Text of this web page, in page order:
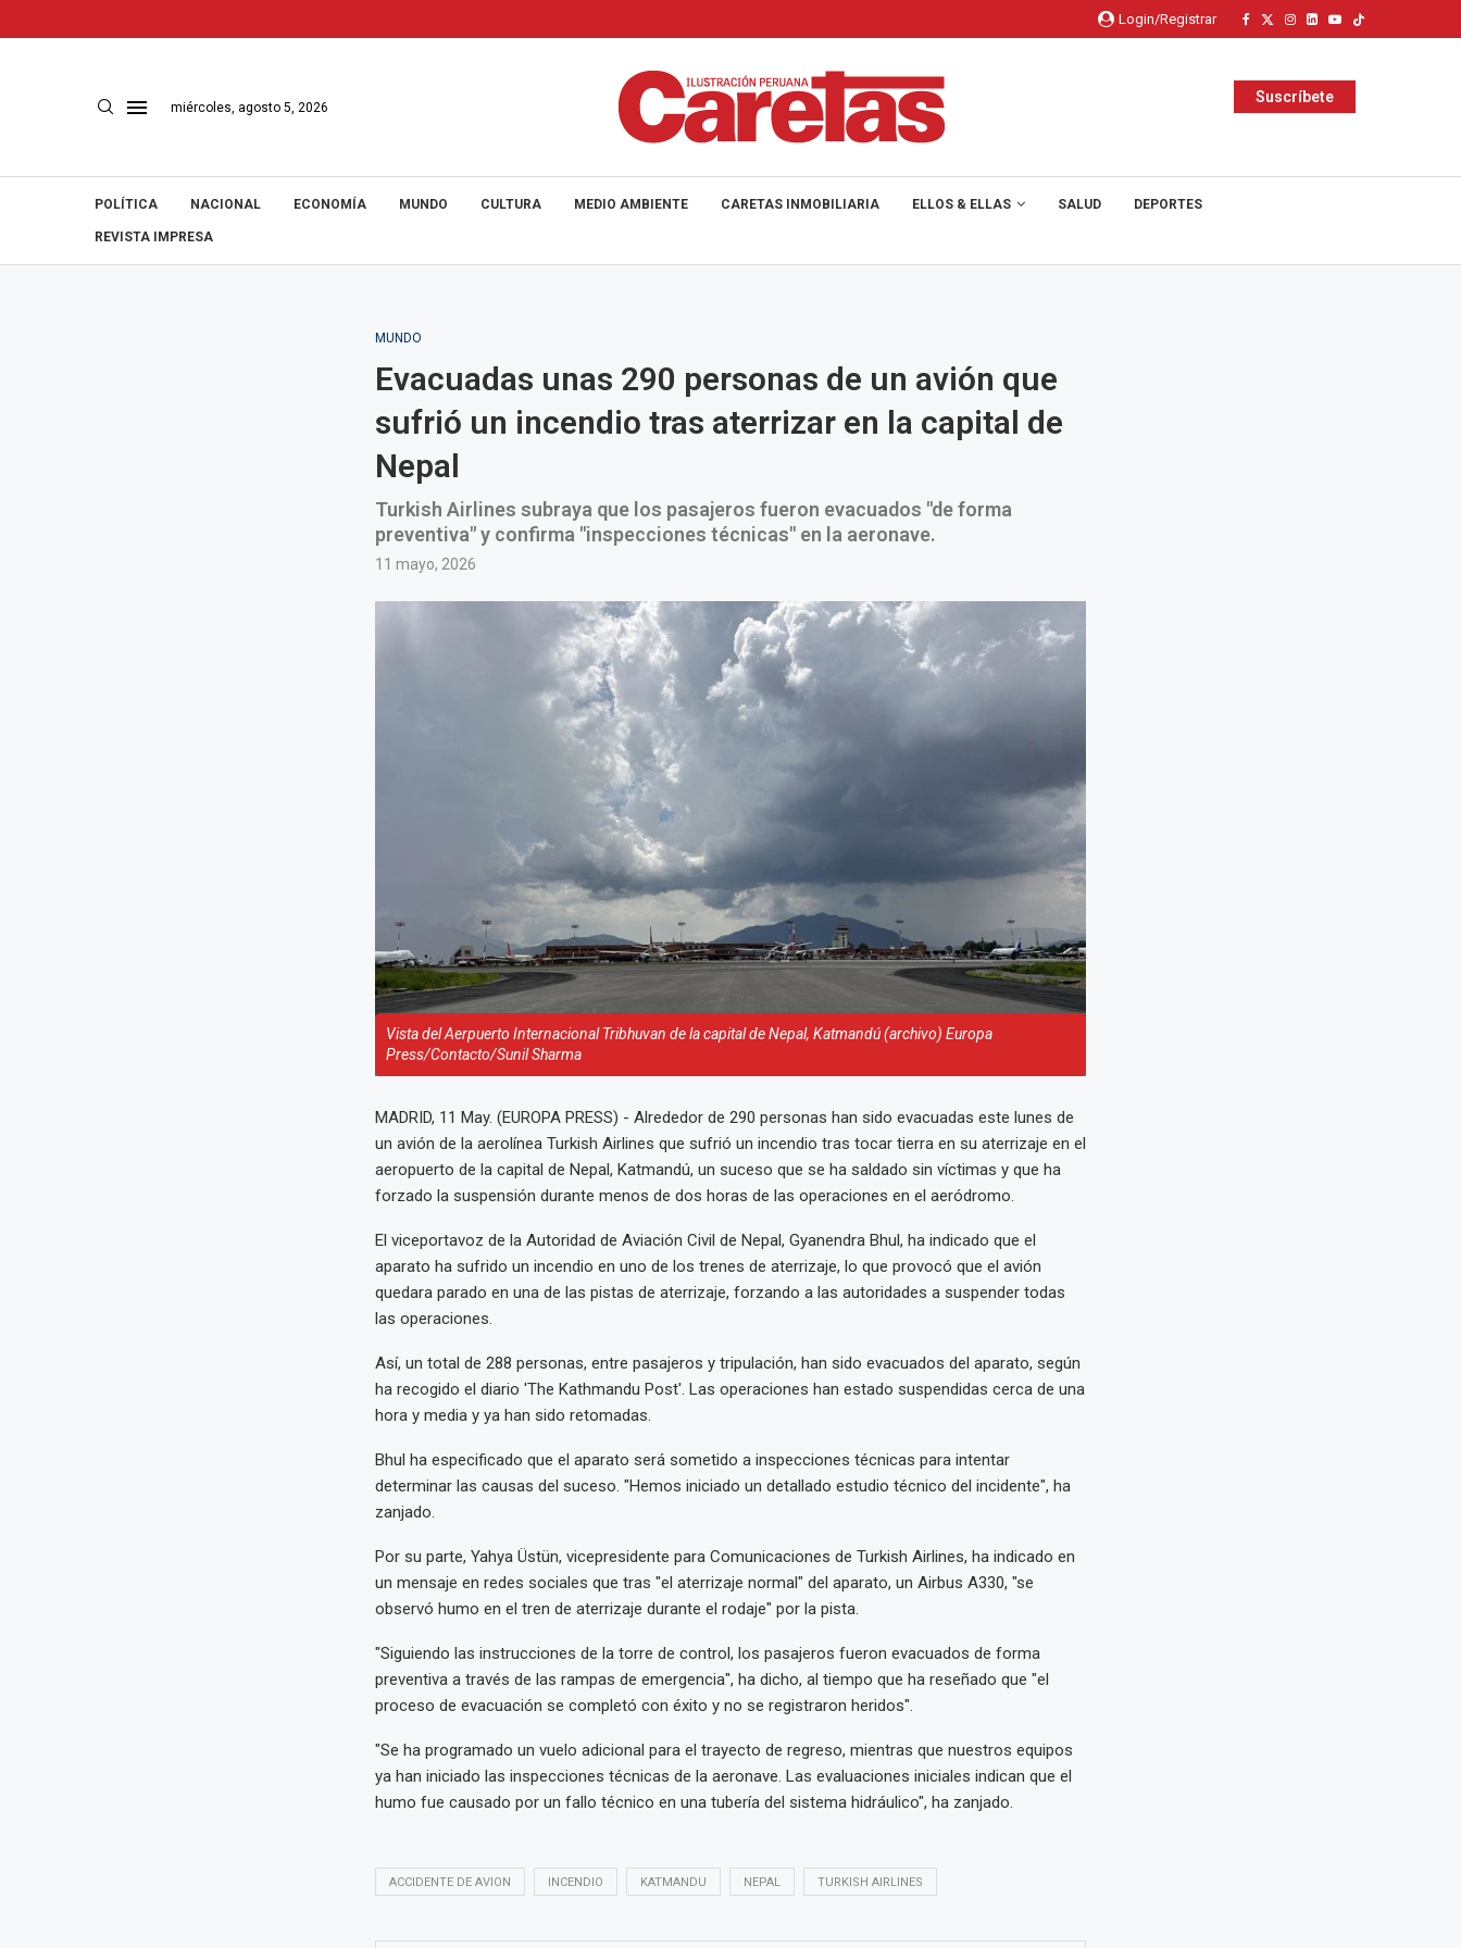
Login/Registrar
miércoles, agosto 5, 2026
Suscríbete
POLÍTICA NACIONAL ECONOMÍA MUNDO CULTURA MEDIO AMBIENTE CARETAS INMOBILIARIA ELLOS & ELLAS SALUD DEPORTES
REVISTA IMPRESA
MUNDO
Evacuadas unas 290 personas de un avión que
sufrió un incendio tras aterrizar en la capital de
Nepal
Turkish Airlines subraya que los pasajeros fueron evacuados "de forma
preventiva" y confirma "inspecciones técnicas" en la aeronave.
11 mayo, 2026
Vista del Aerpuerto Internacional Tribhuvan de la capital de Nepal, Katmandú (archivo) Europa
Press/Contacto/Sunil Sharma
MADRID, 11 May. (EUROPA PRESS) - Alrededor de 290 personas han sido evacuadas este lunes de
un avión de la aerolínea Turkish Airlines que sufrió un incendio tras tocar tierra en su aterrizaje en el
aeropuerto de la capital de Nepal, Katmandú, un suceso que se ha saldado sin víctimas y que ha
forzado la suspensión durante menos de dos horas de las operaciones en el aeródromo.
El viceportavoz de la Autoridad de Aviación Civil de Nepal, Gyanendra Bhul, ha indicado que el
aparato ha sufrido un incendio en uno de los trenes de aterrizaje, lo que provocó que el avión
quedara parado en una de las pistas de aterrizaje, forzando a las autoridades a suspender todas
las operaciones.
Así, un total de 288 personas, entre pasajeros y tripulación, han sido evacuados del aparato, según
ha recogido el diario 'The Kathmandu Post'. Las operaciones han estado suspendidas cerca de una
hora y media y ya han sido retomadas.
Bhul ha especificado que el aparato será sometido a inspecciones técnicas para intentar
determinar las causas del suceso. "Hemos iniciado un detallado estudio técnico del incidente", ha
zanjado.
Por su parte, Yahya Üstün, vicepresidente para Comunicaciones de Turkish Airlines, ha indicado en
un mensaje en redes sociales que tras "el aterrizaje normal" del aparato, un Airbus A330, "se
observó humo en el tren de aterrizaje durante el rodaje" por la pista.
"Siguiendo las instrucciones de la torre de control, los pasajeros fueron evacuados de forma
preventiva a través de las rampas de emergencia", ha dicho, al tiempo que ha reseñado que "el
proceso de evacuación se completó con éxito y no se registraron heridos".
"Se ha programado un vuelo adicional para el trayecto de regreso, mientras que nuestros equipos
ya han iniciado las inspecciones técnicas de la aeronave. Las evaluaciones iniciales indican que el
humo fue causado por un fallo técnico en una tubería del sistema hidráulico", ha zanjado.
ACCIDENTE DE AVION INCENDIO KATMANDU NEPAL TURKISH AIRLINES